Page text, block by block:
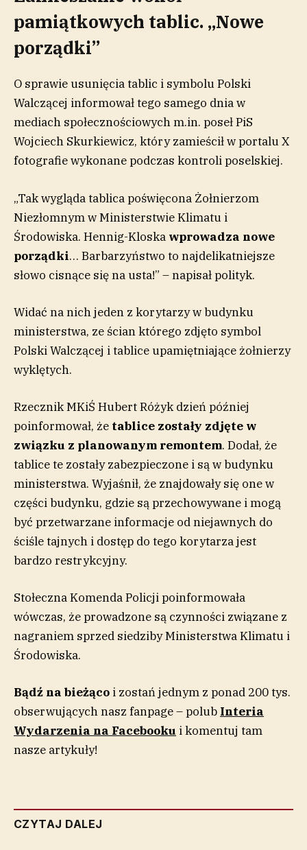
pamiątkowych tablic. „Nowe
porządki”
O sprawie usunięcia tablic i symbolu Polski
Walczącej informował tego samego dnia w
mediach społecznościowych m.in. poseł PiS
Wojciech Skurkiewicz, który zamieścił w portalu X
fotografie wykonane podczas kontroli poselskiej.
„Tak wygląda tablica poświęcona Żołnierzom
Niezłomnym w Ministerstwie Klimatu i
Środowiska. Hennig-Kloska wprowadza nowe
porządki… Barbarzyństwo to najdelikatniejsze
słowo cisnące się na usta!” – napisał polityk.
Widać na nich jeden z korytarzy w budynku
ministerstwa, ze ścian którego zdjęto symbol
Polski Walczącej i tablice upamiętniające żołnierzy
wyklętych.
Rzecznik MKiŚ Hubert Różyk dzień później
poinformował, że tablice zostały zdjęte w
związku z planowanym remontem. Dodał, że
tablice te zostały zabezpieczone i są w budynku
ministerstwa. Wyjaśnił, że znajdowały się one w
części budynku, gdzie są przechowywane i mogą
być przetwarzane informacje od niejawnych do
ściśle tajnych i dostęp do tego korytarza jest
bardzo restrykcyjny.
Stołeczna Komenda Policji poinformowała
wówczas, że prowadzone są czynności związane z
nagraniem sprzed siedziby Ministerstwa Klimatu i
Środowiska.
Bądź na bieżąco i zostań jednym z ponad 200 tys.
obserwujących nasz fanpage – polub Interia
Wydarzenia na Facebooku i komentuj tam
nasze artykuły!
CZYTAJ DALEJ